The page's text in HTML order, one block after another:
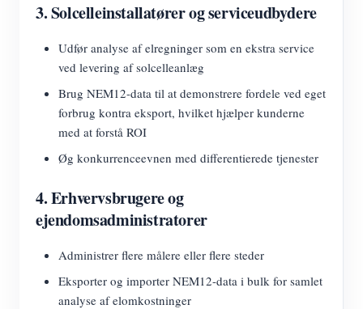
3. Solcelleinstallatører og serviceudbydere
Udfør analyse af elregninger som en ekstra service
ved levering af solcelleanlæg
Brug NEM12-data til at demonstrere fordele ved eget
forbrug kontra eksport, hvilket hjælper kunderne
med at forstå ROI
Øg konkurrenceevnen med differentierede tjenester
4. Erhvervsbrugere og
ejendomsadministratorer
Administrer flere målere eller flere steder
Eksporter og importer NEM12-data i bulk for samlet
analyse af elomkostninger